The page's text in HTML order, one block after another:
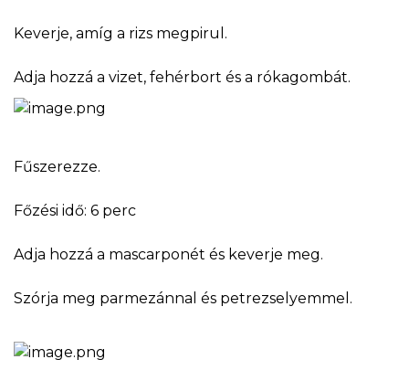
Keverje, amíg a rizs megpirul.
Adja hozzá a vizet, fehérbort és a rókagombát.
Fűszerezze.
Főzési idő: 6 perc
Adja hozzá a mascarponét és keverje meg.
Szórja meg parmezánnal és petrezselyemmel.